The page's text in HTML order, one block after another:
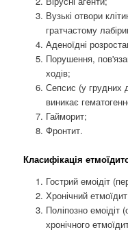
Вузькі отвори
гратчастому
Аденоїдні
Порушення,
ходів;
Сепсис (у грудних
виникає
Гайморит;
Фронтит.
Класифікація
Гострий емоідіт
Хронічний
Поліпозно емоідіт
хронічного